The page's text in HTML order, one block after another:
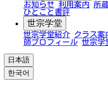
お知らせ 利用案内 所
ひとこと書評
世宗学堂
世宗学堂紹介 クラス案
師プロフィール 世宗学
日本語
한국어